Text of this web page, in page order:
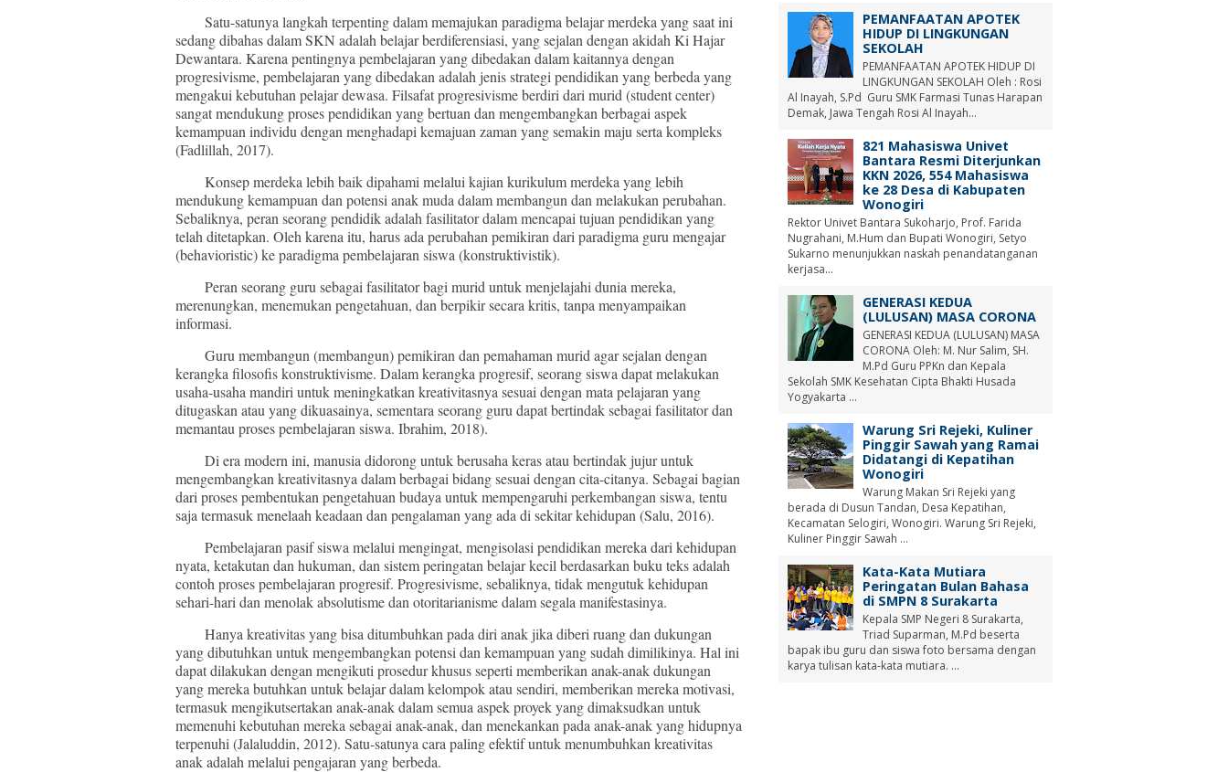
Satu-satunya langkah terpenting dalam memajukan paradigma belajar merdeka yang saat ini
sedang dibahas dalam SKN adalah belajar berdiferensiasi, yang sejalan dengan akidah Ki Hajar
Dewantara. Karena pentingnya pembelajaran yang dibedakan dalam kaitannya dengan
progresivisme, pembelajaran yang dibedakan adalah jenis strategi pendidikan yang berbeda yang
mengakui kebutuhan pelajar dewasa. Filsafat progresivisme berdiri dari murid (student center)
sangat mendukung proses pendidikan yang bertuan dan mengembangkan berbagai aspek
kemampuan individu dengan menghadapi kemajuan zaman yang semakin maju serta kompleks
(Fadlillah, 2017).
Konsep merdeka lebih baik dipahami melalui kajian kurikulum merdeka yang lebih
mendukung kemampuan dan potensi anak muda dalam membangun dan melakukan perubahan.
Sebaliknya, peran seorang pendidik adalah fasilitator dalam mencapai tujuan pendidikan yang
telah ditetapkan. Oleh karena itu, harus ada perubahan pemikiran dari paradigma guru mengajar
(behavioristic) ke paradigma pembelajaran siswa (konstruktivistik).
Peran seorang guru sebagai fasilitator bagi murid untuk menjelajahi dunia mereka,
merenungkan, menemukan pengetahuan, dan berpikir secara kritis, tanpa menyampaikan
informasi.
Guru membangun (membangun) pemikiran dan pemahaman murid agar sejalan dengan
kerangka filosofis konstruktivisme. Dalam kerangka progresif, seorang siswa dapat melakukan
usaha-usaha mandiri untuk meningkatkan kreativitasnya sesuai dengan mata pelajaran yang
ditugaskan atau yang dikuasainya, sementara seorang guru dapat bertindak sebagai fasilitator dan
memantau proses pembelajaran siswa. Ibrahim, 2018).
Di era modern ini, manusia didorong untuk berusaha keras atau bertindak jujur untuk
mengembangkan kreativitasnya dalam berbagai bidang sesuai dengan cita-citanya. Sebagai bagian
dari proses pembentukan pengetahuan budaya untuk mempengaruhi perkembangan siswa, tentu
saja termasuk menelaah keadaan dan pengalaman yang ada di sekitar kehidupan (Salu, 2016).
Pembelajaran pasif siswa melalui mengingat, mengisolasi pendidikan mereka dari kehidupan
nyata, ketakutan dan hukuman, dan sistem peringatan belajar kecil berdasarkan buku teks adalah
contoh proses pembelajaran progresif. Progresivisme, sebaliknya, tidak mengutuk kehidupan
sehari-hari dan menolak absolutisme dan otoritarianisme dalam segala manifestasinya.
Hanya kreativitas yang bisa ditumbuhkan pada diri anak jika diberi ruang dan dukungan
yang dibutuhkan untuk mengembangkan potensi dan kemampuan yang sudah dimilikinya. Hal ini
dapat dilakukan dengan mengikuti prosedur khusus seperti memberikan anak-anak dukungan
yang mereka butuhkan untuk belajar dalam kelompok atau sendiri, memberikan mereka motivasi,
termasuk mengikutsertakan anak-anak dalam semua aspek proyek yang dimaksudkan untuk
memenuhi kebutuhan mereka sebagai anak-anak, dan menekankan pada anak-anak yang hidupnya
terpenuhi (Jalaluddin, 2012). Satu-satunya cara paling efektif untuk menumbuhkan kreativitas
anak adalah melalui pengajaran yang berbeda.
PEMANFAATAN APOTEK
HIDUP DI LINGKUNGAN
SEKOLAH
PEMANFAATAN APOTEK HIDUP DI
LINGKUNGAN SEKOLAH Oleh : Rosi
Al Inayah, S.Pd Guru SMK Farmasi Tunas Harapan
Demak, Jawa Tengah Rosi Al Inayah...
821 Mahasiswa Univet
Bantara Resmi Diterjunkan
KKN 2026, 554 Mahasiswa
ke 28 Desa di Kabupaten
Wonogiri
Rektor Univet Bantara Sukoharjo, Prof. Farida
Nugrahani, M.Hum dan Bupati Wonogiri, Setyo
Sukarno menunjukkan naskah penandatanganan
kerjasa...
GENERASI KEDUA
(LULUSAN) MASA CORONA
GENERASI KEDUA (LULUSAN) MASA
CORONA Oleh: M. Nur Salim, SH.
M.Pd Guru PPKn dan Kepala
Sekolah SMK Kesehatan Cipta Bhakti Husada
Yogyakarta ...
Warung Sri Rejeki, Kuliner
Pinggir Sawah yang Ramai
Didatangi di Kepatihan
Wonogiri
Warung Makan Sri Rejeki yang
berada di Dusun Tandan, Desa Kepatihan,
Kecamatan Selogiri, Wonogiri. Warung Sri Rejeki,
Kuliner Pinggir Sawah ...
Kata-Kata Mutiara
Peringatan Bulan Bahasa
di SMPN 8 Surakarta
Kepala SMP Negeri 8 Surakarta,
Triad Suparman, M.Pd beserta
bapak ibu guru dan siswa foto bersama dengan
karya tulisan kata-kata mutiara. ...